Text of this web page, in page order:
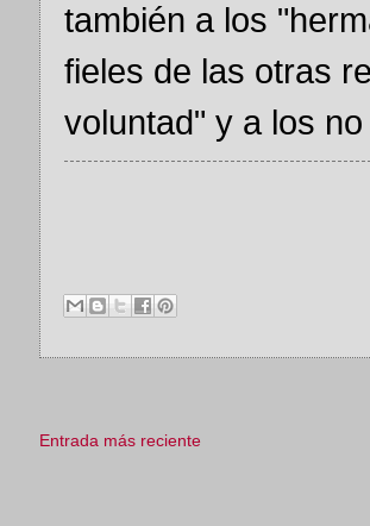
también a los
fieles de las otras
voluntad" y a los
Entrada más reciente